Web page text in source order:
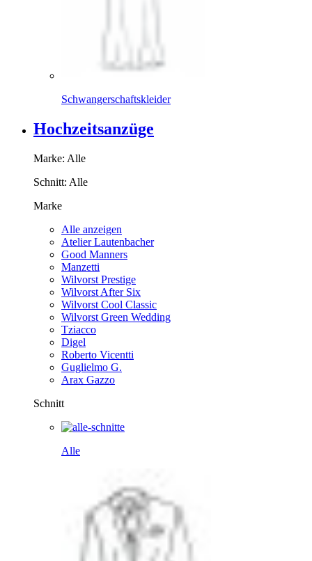
Schwangerschaftskleider
Hochzeitsanzüge
Marke: Alle
Schnitt: Alle
Marke
Alle anzeigen
Atelier Lautenbacher
Good Manners
Manzetti
Wilvorst Prestige
Wilvorst After Six
Wilvorst Cool Classic
Wilvorst Green Wedding
Tziacco
Digel
Roberto Vicentti
Guglielmo G.
Arax Gazzo
Schnitt
Alle